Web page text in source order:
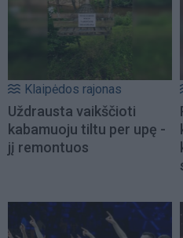
Klaipėdos rajonas
Uždrausta vaikščioti
kabamuoju tiltu per upę -
jį remontuos